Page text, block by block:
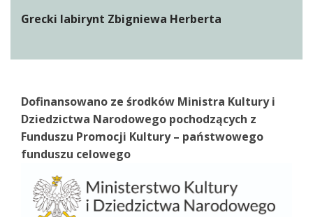
Grecki labirynt Zbigniewa Herberta
Dofinansowano ze środków Ministra Kultury i
Dziedzictwa Narodowego pochodzących z
Funduszu Promocji Kultury – państwowego
funduszu celowego